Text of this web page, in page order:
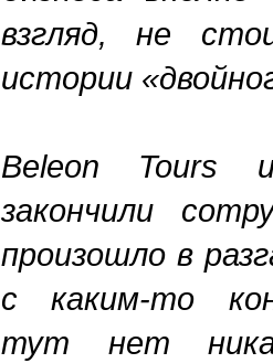
взгляд, не
истории
Beleon Tours
закончили
произошло в
с каким-то
тут нет